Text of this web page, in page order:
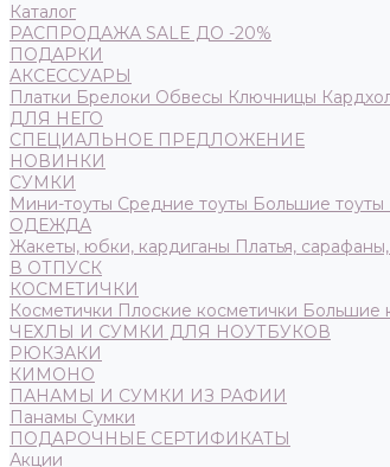
Каталог
РАСПРОДАЖА SALE ДО -20%
ПОДАРКИ
АКСЕССУАРЫ
Платки Брелоки Обвесы Ключницы
ДЛЯ НЕГО
СПЕЦИАЛЬНОЕ ПРЕДЛОЖЕНИЕ
НОВИНКИ
СУМКИ
Мини-тоуты Средние тоуты Большие тоуты
ОДЕЖДА
Жакеты, юбки, кардиганы Платья,
В ОТПУСК
КОСМЕТИЧКИ
Косметички Плоские косметички Большие
ЧЕХЛЫ И СУМКИ ДЛЯ НОУТБУКОВ
РЮКЗАКИ
КИМОНО
ПАНАМЫ И СУМКИ ИЗ РАФИИ
Панамы Сумки
ПОДАРОЧНЫЕ СЕРТИФИКАТЫ
Акции